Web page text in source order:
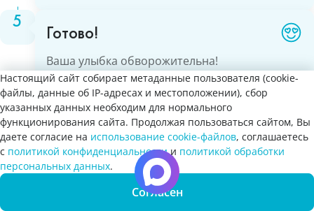
Готово!
Ваша улыбка обворожительна!
Вы хотите отключить цензуру на всём сайте?
Настоящий сайт собирает метаданные пользователя (cookie-
файлы, данные об IP-адресах и местоположении), сбор
указанных данных необходим для нормального
функционирования сайта. Продолжая пользоваться сайтом, Вы
даете согласие на использование cookie-файлов, соглашаетесь
с политикой конфиденциальностии политикой обработки
персональных данных.
Согласен
онлайн